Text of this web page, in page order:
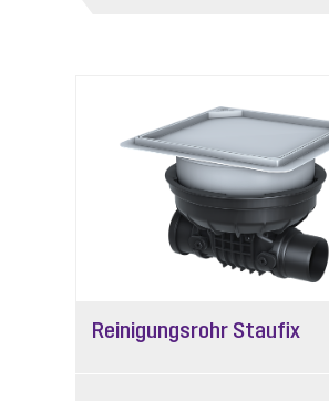
Reinigungsrohr Staufix